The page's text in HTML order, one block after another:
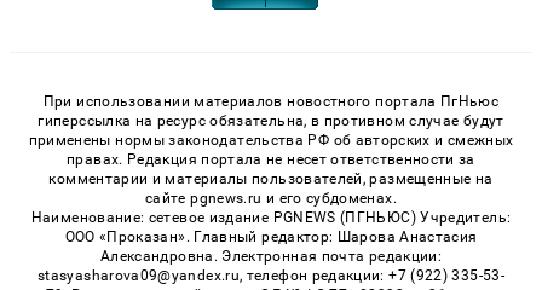
При использовании материалов новостного портала ПгНьюс
гиперссылка на ресурс обязательна, в противном случае будут
применены нормы законодательства РФ об авторских и смежных
правах. Редакция портала не несет ответственности за
комментарии и материалы пользователей, размещенные на
сайте pgnews.ru и его субдоменах.
Наименование: сетевое издание PGNEWS (ПГНЬЮС) Учредитель:
ООО «Проказан». Главный редактор: Шарова Анастасия
Александровна. Электронная почта редакции:
stasyasharova09@yandex.ru, телефон редакции: +7 (922) 335-53-